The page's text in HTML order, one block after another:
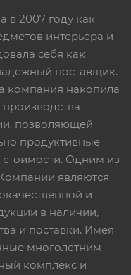
в 2007 году как
интерьера и
себя как
поставщик.
компания накопила
позволяющей
продуктивные
Одним из
являются
и
в наличии,
и поставки. Имея
многолетним
комплекс и